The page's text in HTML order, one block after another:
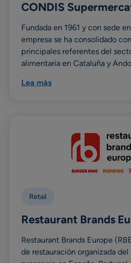
CONDIS
Fundada en 1961 y con sede
empresa se ha consolidado
principales referentes del
alimentaria en Cataluña y
Lea màs
Retail
Restaurant Brands
Restaurant Brands Europe
de restauración organizada